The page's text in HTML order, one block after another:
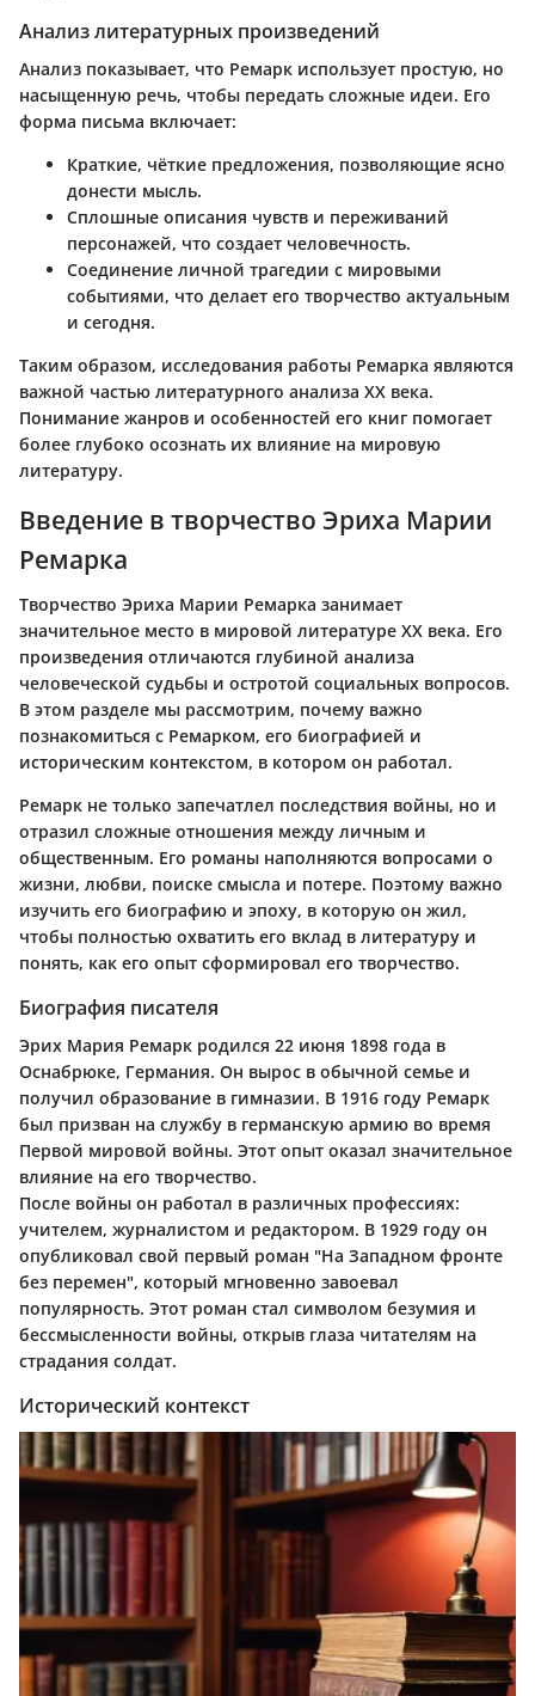
Анализ литературных произведений
Анализ показывает, что Ремарк использует простую, но
насыщенную речь, чтобы передать сложные идеи. Его
форма письма включает:
Краткие, чёткие предложения, позволяющие ясно
донести мысль.
Сплошные описания чувств и переживаний
персонажей, что создает человечность.
Соединение личной трагедии с мировыми
событиями, что делает его творчество актуальным
и сегодня.
Таким образом, исследования работы Ремарка являются
важной частью литературного анализа XX века.
Понимание жанров и особенностей его книг помогает
более глубоко осознать их влияние на мировую
литературу.
Введение в творчество Эриха Марии
Ремарка
Творчество Эриха Марии Ремарка занимает
значительное место в мировой литературе XX века. Его
произведения отличаются глубиной анализа
человеческой судьбы и остротой социальных вопросов.
В этом разделе мы рассмотрим, почему важно
познакомиться с Ремарком, его биографией и
историческим контекстом, в котором он работал.
Ремарк не только запечатлел последствия войны, но и
отразил сложные отношения между личным и
общественным. Его романы наполняются вопросами о
жизни, любви, поиске смысла и потере. Поэтому важно
изучить его биографию и эпоху, в которую он жил,
чтобы полностью охватить его вклад в литературу и
понять, как его опыт сформировал его творчество.
Биография писателя
Эрих Мария Ремарк родился 22 июня 1898 года в
Оснабрюке, Германия. Он вырос в обычной семье и
получил образование в гимназии. В 1916 году Ремарк
был призван на службу в германскую армию во время
Первой мировой войны. Этот опыт оказал значительное
влияние на его творчество.
После войны он работал в различных профессиях:
учителем, журналистом и редактором. В 1929 году он
опубликовал свой первый роман "На Западном фронте
без перемен", который мгновенно завоевал
популярность. Этот роман стал символом безумия и
бессмысленности войны, открыв глаза читателям на
страдания солдат.
Исторический контекст